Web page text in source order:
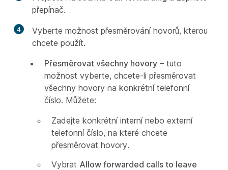
přepínač.
4
Vyberte možnost přesměrování hovorů, kterou
chcete použít.
Přesměrovat všechny hovory – tuto
možnost vyberte, chcete-li přesměrovat
všechny hovory na konkrétní telefonní
číslo. Můžete:
Zadejte konkrétní interní nebo externí
telefonní číslo, na které chcete
přesměrovat hovory.
Vybrat Allow forwarded calls to leave